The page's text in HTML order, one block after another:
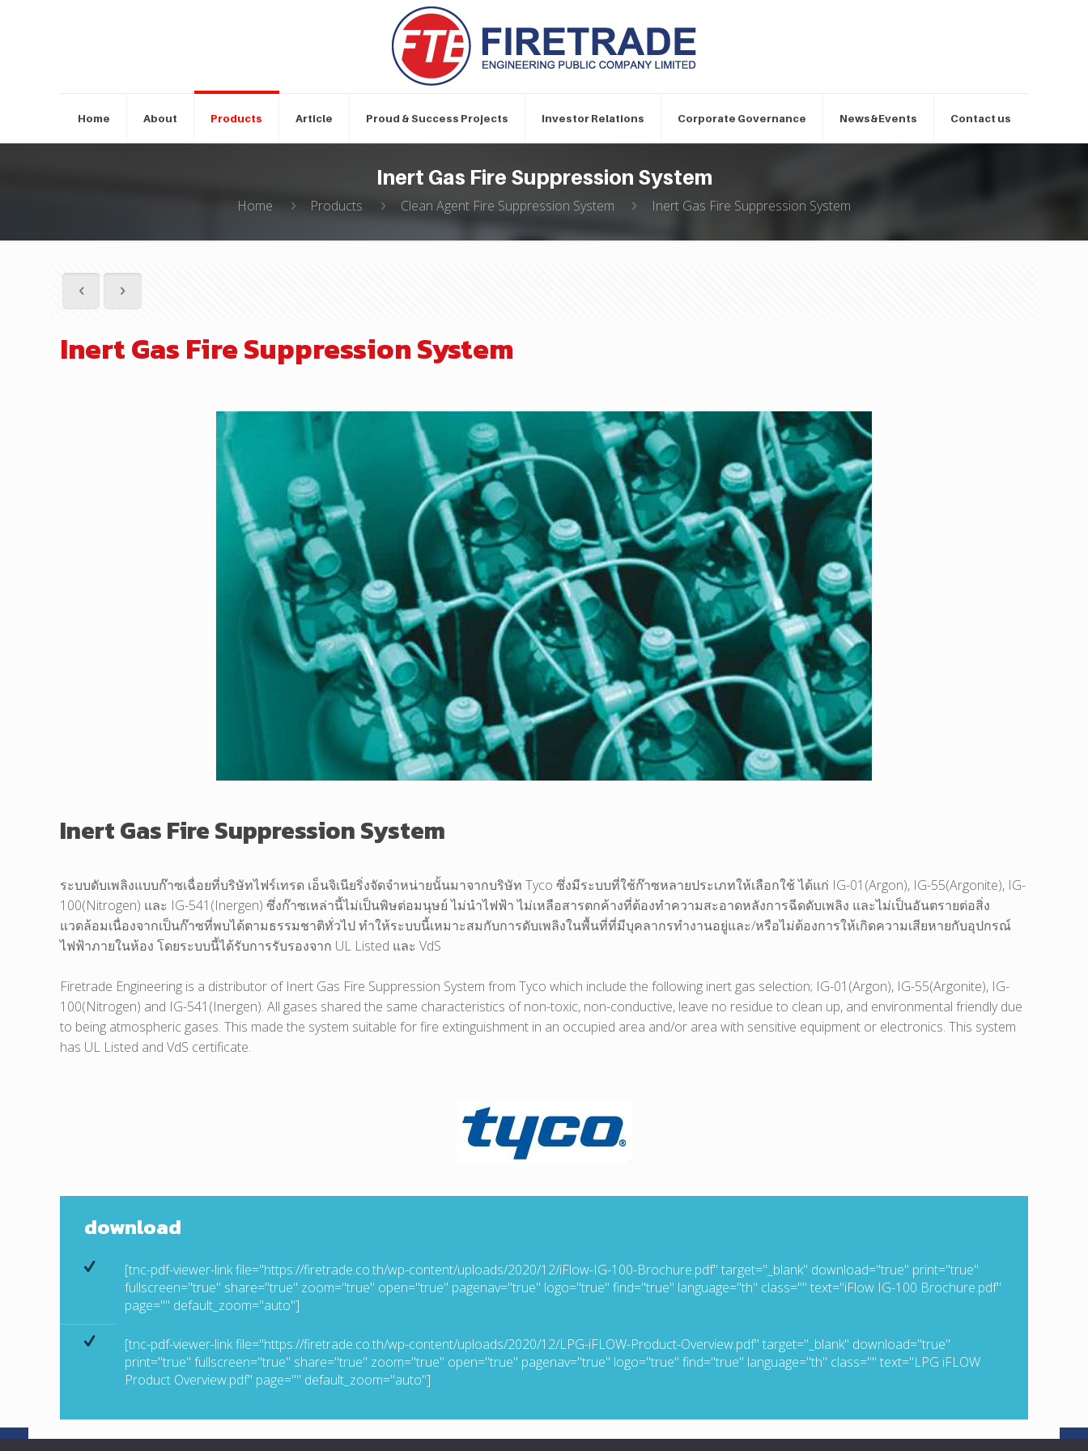
Home About Products Article Proud & Success Projects Investor Relations Corporate Governance News&Events Contact us
Inert Gas Fire Suppression System
Home Products Clean Agent Fire Suppression System Inert Gas Fire Suppression System
Inert Gas Fire Suppression System
Inert Gas Fire Suppression System
ระบบดับเพลิงแบบก๊าซเฉื่อยที่บริษัทไฟร์เทรด เอ็นจิเนียริ่งจัดจำหน่ายนั้นมาจากบริษัท Tyco ซึ่งมีระบบที่ใช้ก๊าซหลายประเภทให้เลือกใช้ ได้แก่ IG-01(Argon), IG-55(Argonite), IG-
100(Nitrogen) และ IG-541(Inergen) ซึ่งก๊าซเหล่านี้ไม่เป็นพิษต่อมนุษย์ ไม่นำไฟฟ้า ไม่เหลือสารตกค้างที่ต้องทำความสะอาดหลังการฉีดดับเพลิง และไม่เป็นอันตรายต่อสิ่ง
แวดล้อมเนื่องจากเป็นก๊าซที่พบได้ตามธรรมชาติทั่วไป ทำให้ระบบนี้เหมาะสมกับการดับเพลิงในพื้นที่ที่มีบุคลากรทำงานอยู่และ/หรือไม่ต้องการให้เกิดความเสียหายกับอุปกรณ์
ไฟฟ้าภายในห้อง โดยระบบนี้ได้รับการรับรองจาก UL Listed และ VdS
Firetrade Engineering is a distributor of Inert Gas Fire Suppression System from Tyco which include the following inert gas selection; IG-01(Argon), IG-55(Argonite), IG-
100(Nitrogen) and IG-541(Inergen). All gases shared the same characteristics of non-toxic, non-conductive, leave no residue to clean up, and environmental friendly due
to being atmospheric gases. This made the system suitable for fire extinguishment in an occupied area and/or area with sensitive equipment or electronics. This system
has UL Listed and VdS certificate.
download
[tnc-pdf-viewer-link file="https://firetrade.co.th/wp-content/uploads/2020/12/iFlow-IG-100-Brochure.pdf" target="_blank" download="true" print="true"
fullscreen="true" share="true" zoom="true" open="true" pagenav="true" logo="true" find="true" language="th" class="" text="iFlow IG-100 Brochure.pdf"
page="" default_zoom="auto"]
[tnc-pdf-viewer-link file="https://firetrade.co.th/wp-content/uploads/2020/12/LPG-iFLOW-Product-Overview.pdf" target="_blank" download="true"
print="true" fullscreen="true" share="true" zoom="true" open="true" pagenav="true" logo="true" find="true" language="th" class="" text="LPG iFLOW
Product Overview.pdf" page="" default_zoom="auto"]